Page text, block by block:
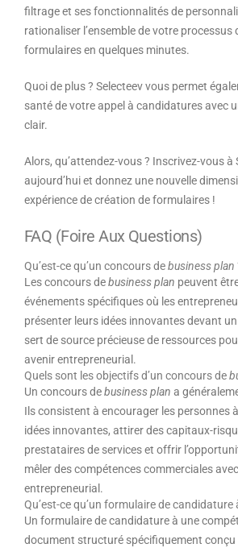
filtrage et ses fonctionnalités de
rationaliser l’ensemble de votre processus
formulaires en quelques minutes.
Quoi de plus ? Selecteev vous permet
santé de votre appel à candidatures avec
clair.
Alors, qu’attendez-vous ? Inscrivez-vous à
aujourd’hui et donnez une nouvelle
expérience de création de formulaires !
FAQ (Foire Aux Questions)
Qu’est-ce qu’un concours debusiness plan
Les concours debusiness plan peuvent
événements spécifiques où les
présenter leurs idées innovantes devant un
sert de source précieuse de ressources
avenir entrepreneurial.
Quels sont les objectifs d’un concours de
Un concours debusiness plan a
Ils consistent à encourager les personnes
idées innovantes, attirer des capitaux-
prestataires de services et offrir
mêler des compétences commerciales
entrepreneurial.
Qu’est-ce qu’un formulaire de
Un formulaire de candidature à une
document structuré spécifiquement conçu